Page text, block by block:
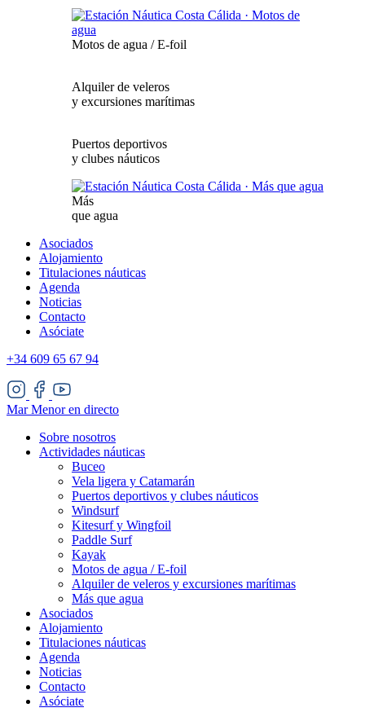
Motos de agua / E-foil
Alquiler de veleros
y excursiones marítimas
Puertos deportivos
y clubes náuticos
Más
que agua
Asociados
Alojamiento
Titulaciones náuticas
Agenda
Noticias
Contacto
Asóciate
+34 609 65 67 94
Mar Menor en directo
Sobre nosotros
Actividades náuticas
Buceo
Vela ligera y Catamarán
Puertos deportivos y clubes náuticos
Windsurf
Kitesurf y Wingfoil
Paddle Surf
Kayak
Motos de agua / E-foil
Alquiler de veleros y excursiones marítimas
Más que agua
Asociados
Alojamiento
Titulaciones náuticas
Agenda
Noticias
Contacto
Asóciate